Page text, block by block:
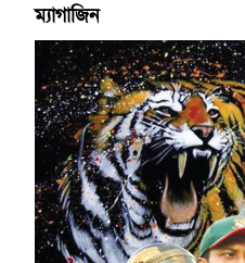
ম্যাগাজিন